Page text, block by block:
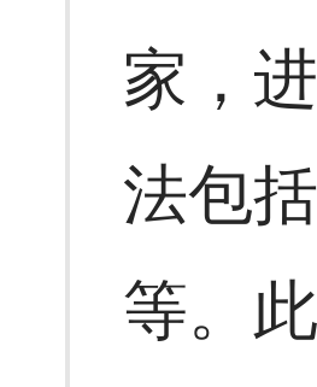
家，
法包
等。